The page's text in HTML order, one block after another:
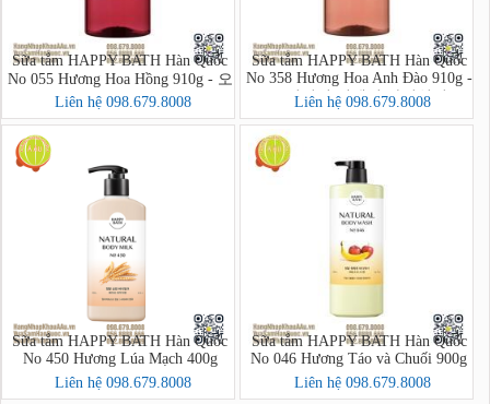
Sữa tắm HAPPY BATH Hàn Quốc
No 055 Hương Hoa Hồng 910g - 오
리지널 컬렉션 바디워시
Liên hệ 098.679.8008
Sữa tắm HAPPY BATH Hàn Quốc
No 358 Hương Hoa Anh Đào 910g -
오리지널 컬렉션 바디워시
Liên hệ 098.679.8008
Sữa tắm HAPPY BATH Hàn Quốc
No 450 Hương Lúa Mạch 400g
Liên hệ 098.679.8008
Sữa tắm HAPPY BATH Hàn Quốc
No 046 Hương Táo và Chuối 900g
Liên hệ 098.679.8008